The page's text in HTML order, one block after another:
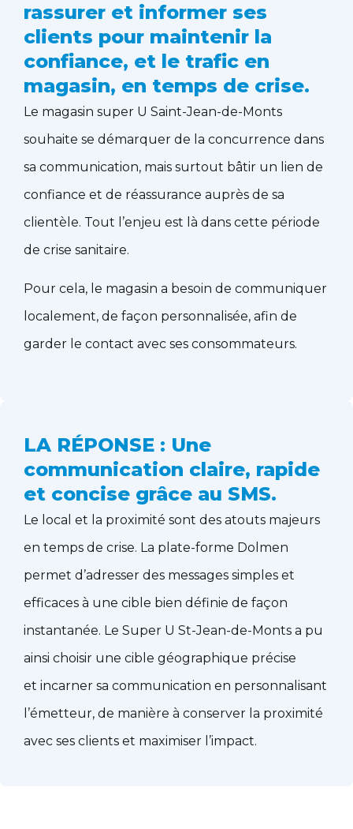
rassurer et informer ses
clients pour maintenir la
confiance, et le trafic en
magasin, en temps de crise.
Le magasin super U Saint-Jean-de-Monts
souhaite se démarquer de la concurrence dans
sa communication, mais surtout bâtir un lien de
confiance et de réassurance auprès de sa
clientèle. Tout l’enjeu est là dans cette période
de crise sanitaire.
Pour cela, le magasin a besoin de communiquer
localement, de façon personnalisée, afin de
garder le contact avec ses consommateurs.
LA RÉPONSE : Une
communication claire, rapide
et concise grâce au SMS.
Le local et la proximité sont des atouts majeurs
en temps de crise. La plate-forme Dolmen
permet d’adresser des messages simples et
efficaces à une cible bien définie de façon
instantanée. Le Super U St-Jean-de-Monts a pu
ainsi choisir une cible géographique précise
et incarner sa communication en personnalisant
l’émetteur, de manière à conserver la proximité
avec ses clients et maximiser l’impact.